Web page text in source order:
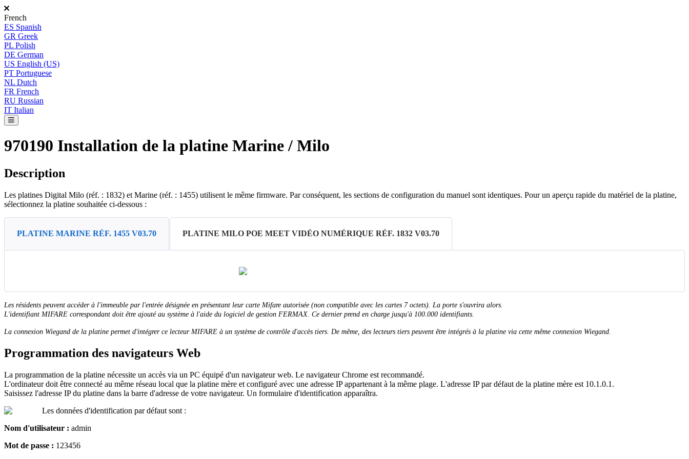
French
ES Spanish
GR Greek
PL Polish
DE German
US English (US)
PT Portuguese
NL Dutch
FR French
RU Russian
IT Italian
970190 Installation de la platine Marine / Milo
Description
Les platines Digital Milo (réf. : 1832) et Marine (réf. : 1455) utilisent le même firmware. Par conséquent, les sections de configuration du manuel sont identiques. Pour un aperçu rapide du matériel de la platine,
sélectionnez la platine souhaitée ci-dessous :
PLATINE MARINE RÉF. 1455 V03.70 PLATINE MILO POE MEET VIDÉO NUMÉRIQUE RÉF. 1832 V03.70
Les résidents peuvent accéder à l'immeuble par l'entrée désignée en présentant leur carte Mifare autorisée (non compatible avec les cartes 7 octets) La porte s'ouvrira alors
L'identifiant MIFARE correspondant doit être ajouté au système à l'aide du logiciel de gestion FERMAX Ce dernier prend en charge jusqu'à 100 000 identifiants
La connexion Wiegand de la platine permet d'intégrer ce lecteur MIFARE à un système de contrôle d'accès tiers De même des lecteurs tiers peuvent être intégrés à la platine via cette même connexion Wiegand
Programmation des navigateurs Web
La programmation de la platine nécessite un accès via un PC équipé d'un navigateur web. Le navigateur Chrome est recommandé.
L'ordinateur doit être connecté au même réseau local que la platine mère et configuré avec une adresse IP appartenant à la même plage. L'adresse IP par défaut de la platine mère est 10.1 .0.1 .
Saisissez l'adresse IP du platine dans la barre d'adresse de votre navigateur. Un formulaire d'identification apparaîtra.
Les données d'identification par défaut sont :
Nom d'utilisateur : admin
Mot de passe : 123456